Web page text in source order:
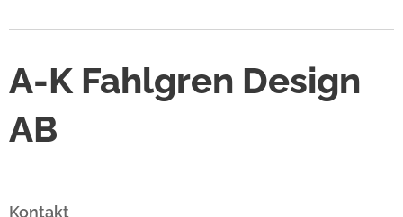
A-K Fahlgren Design
AB
Kontakt